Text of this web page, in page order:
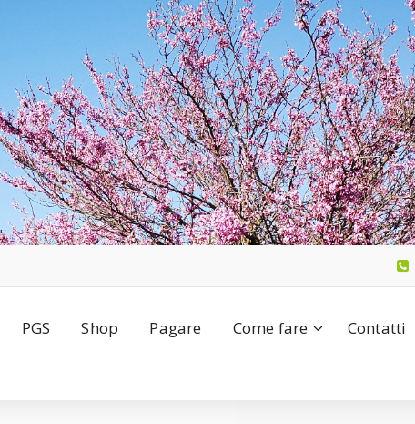
PGS Shop Pagare Come fare Contatti